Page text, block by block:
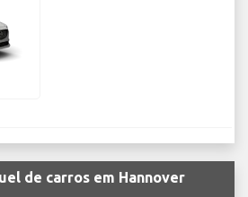
de carros em Hannover